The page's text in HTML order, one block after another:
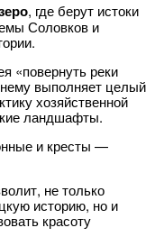
, где берут истоки
Соловков и
«повернуть реки
выполняет целый
хозяйственной
ландшафты.
и кресты —
не только
историю, но и
красоту